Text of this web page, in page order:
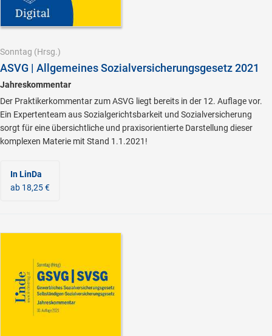
Sonntag (Hrsg.)
ASVG | Allgemeines Sozialversicherungsgesetz 2021
Jahreskommentar
Der Praktikerkommentar zum ASVG liegt bereits in der 12. Auflage vor.
Ein Expertenteam aus Sozialgerichtsbarkeit und Sozialversicherung
sorgt für eine übersichtliche und praxisorientierte Darstellung dieser
komplexen Materie mit Stand 1.1.2021!
In LinDa
ab 18,25 €